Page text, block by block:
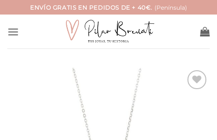
al
contenido
ENVÍO GRATIS EN PEDIDOS DE + 40€. (Península)